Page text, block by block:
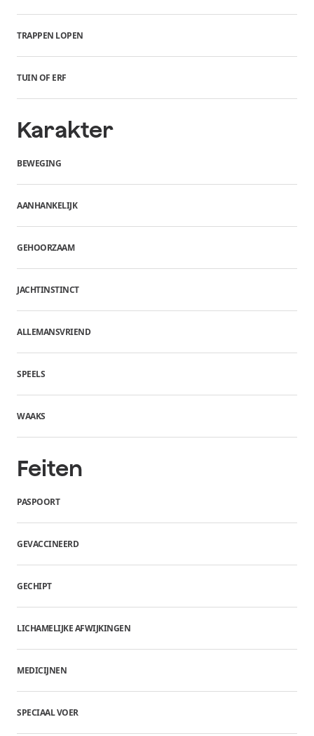
TRAPPEN LOPEN
TUIN OF ERF
Karakter
BEWEGING
AANHANKELIJK
GEHOORZAAM
JACHTINSTINCT
ALLEMANSVRIEND
SPEELS
WAAKS
Feiten
PASPOORT
GEVACCINEERD
GECHIPT
LICHAMELIJKE AFWIJKINGEN
MEDICIJNEN
SPECIAAL VOER